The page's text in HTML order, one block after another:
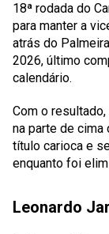
18ª rodada do
para manter a
atrás do
2026, último
calendário.
Com o
na parte de cima
título carioca e
enquanto foi
Leonardo